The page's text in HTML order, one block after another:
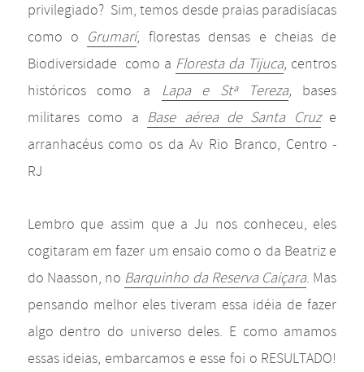
privilegiado? Sim, temos desde praias paradisíacas
como o Grumarí, florestas densas e cheias de
Biodiversidade como a Floresta da Tijuca, centros
históricos como a
Lapa e Stª Tereza, bases
militares como a Base aérea de Santa Cruz e
arranhacéus como os da Av Rio Branco, Centro -
RJ
Lembro que assim que a Ju nos conheceu, eles
cogitaram em fazer um ensaio como o da Beatriz e
do Naasson, no Barquinho da Reserva Caiçara. Mas
pensando melhor eles tiveram essa idéia de fazer
algo dentro do universo deles. E como amamos
essas ideias, embarcamos e esse foi o RESULTADO!